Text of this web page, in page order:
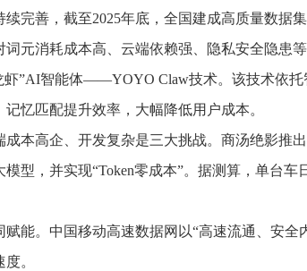
完善，截至2025年底，全国建成高质量数据
消耗成本高、云端依赖强、隐私安全隐患
”AI智能体——YOYO Claw技术。该技术依
忆匹配提升效率，大幅降低用户成本。
高企、开发复杂是三大挑战。商汤绝影推
型，并实现“Token零成本”。据测算，单台
。中国移动高速数据网以“高速流通、安全
。